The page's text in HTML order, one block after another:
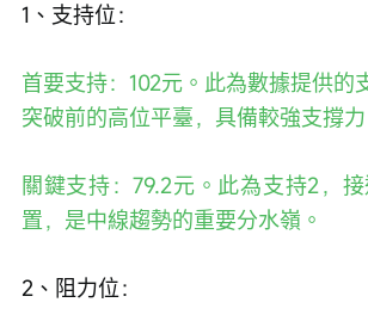
1、支持位：
首要支持：102元。此為數據提供的
突破前的高位平臺，具備較強支撐力
關鍵支持：79.2元。此為支持2，
置，是中線趨勢的重要分水嶺。
2、阻力位：